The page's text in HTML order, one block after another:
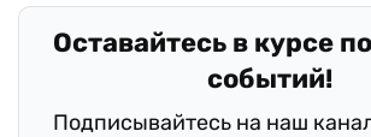
Оставайтесь в курсе
событий!
Подписывайтесь на наш